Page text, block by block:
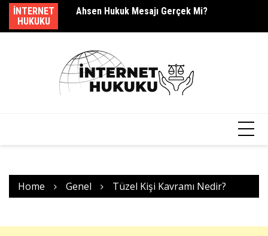
Skip
content
INTERNET
HUKUKU
Ahsen Hukuk Mesajı Gerçek Mi?
Home Genel Tüzel Kişi Kavramı Nedir?